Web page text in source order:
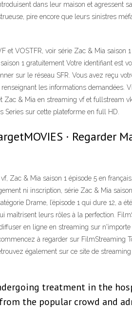
dans leur maison et agressent
pire encore que leurs sinistres
et VOSTFR, voir série Zac & Mia saison
1 gratuitement Votre identifiant est
sur le réseau SFR. Vous avez reçu
les informations demandées.
Zac & Mia en streaming vf et fullstream
Series sur cette plateforme en full HD.
· Regarder
Zac & Mia saison 1 épisode 5 en
ni inscription, série Zac & Mia
Drame, l’épisode 1 qui dure 12, a
maîtrisent leurs rôles à la perfection.
en ligne en streaming sur n'importe
à regarder sur FilmStreaming
également sur ce site de
treatment in the
the popular crowd and